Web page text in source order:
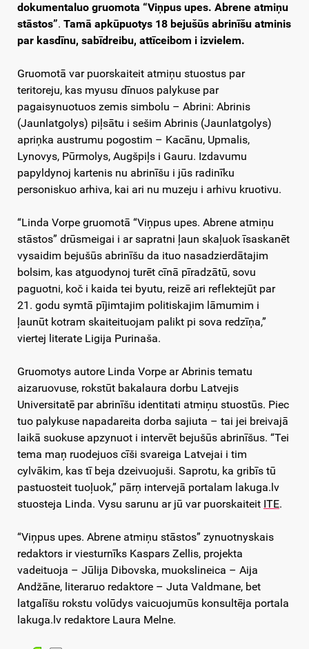
dokumentaluo gruomota “Viņpus upes. Abrene atmiņu
stāstos”. Tamā apkūpuotys 18 bejušūs abrinīšu atminis
par kasdīnu, sabīdreibu, attīceibom i izvielem.
Gruomotā var puorskaiteit atmiņu stuostus par
teritoreju, kas myusu dīnuos palykuse par
pagaisynuotuos zemis simbolu – Abrini: Abrinis
(Jaunlatgolys) piļsātu i sešim Abrinis (Jaunlatgolys)
apriņka austrumu pogostim – Kacānu, Upmalis,
Lynovys, Pūrmolys, Augšpiļs i Gauru. Izdavumu
papyldynoj kartenis nu abrinīšu i jūs radinīku
personiskuo arhiva, kai ari nu muzeju i arhivu kruotivu.
“Linda Vorpe gruomotā “Viņpus upes. Abrene atmiņu
stāstos” drūsmeigai i ar sapratni ļaun skaļuok īsaskanēt
vysaidim bejušūs abrinīšu da ituo nasadzierdātajim
bolsim, kas atguodynoj turēt cīnā pīradzātū, sovu
paguotni, koč i kaida tei byutu, reizē ari reflektejūt par
21. godu symtā pījimtajim politiskajim lāmumim i
ļaunūt kotram skaiteituojam palikt pi sova redzīņa,”
viertej literate Ligija Purinaša.
Gruomotys autore Linda Vorpe ar Abrinis tematu
aizaruovuse, rokstūt bakalaura dorbu Latvejis
Universitatē par abrinīšu identitati atmiņu stuostūs. Piec
tuo palykuse napadareita dorba sajiuta – tai jei breivajā
laikā suokuse apzynuot i intervēt bejušūs abrinīšus. “Tei
tema maņ ruodejuos cīši svareiga Latvejai i tim
cylvākim, kas tī beja dzeivuojuši. Saprotu, ka gribīs tū
pastuosteit tuoļuok,” pārņ intervejā portalam lakuga.lv
stuosteja Linda. Vysu sarunu ar jū var puorskaiteit ITE.
“Viņpus upes. Abrene atmiņu stāstos” zynuotnyskais
redaktors ir viesturnīks Kaspars Zellis, projekta
vadeituoja – Jūlija Dibovska, muokslineica – Aija
Andžāne, literaruo redaktore – Juta Valdmane, bet
latgalīšu rokstu volūdys vaicuojumūs konsultēja portala
lakuga.lv redaktore Laura Melne.